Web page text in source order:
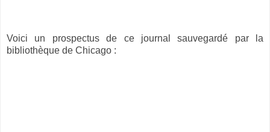
Voici un prospectus de ce journal sauvegardé par la
bibliothèque de Chicago :